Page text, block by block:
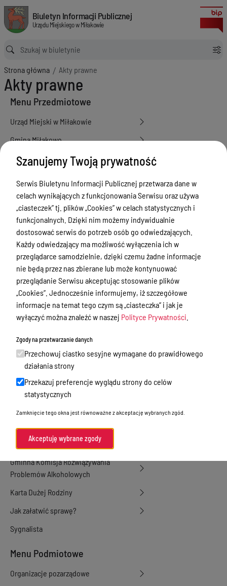
Akty prawne
Biuletyn Informacji Publicznej Urzędu Miejskiego w Miłakowie
Biuletyn Informacji Publicznej
Urzędu Miejskiego w Miłakowie
Ścieżka powrotu
Strona główna Akty prawne
Akty prawne
Menu Przedmiotowe
Urząd Miejski w Miłakowie
Gmina Miłakowo
Majątek i finanse
Urząd Stanu Cywilnego
Ewidencja ludności, dowody osobiste,
działalność gospodarcza
Przetargi
Ogłoszenia
Petycje
Nabór
Dyżury Aptek w Powiecie Ostródzkim
Nieodpłatna pomoc prawna
Rada Miejska
Oświadczenia majątkowe
Gminna Komisja Rozwiązywania
Problemów Alkoholowych
Karta Dużej Rodziny
Jak załatwić sprawę?
Sygnalista
Menu Podmiotowe
Organizacje pozarządowe
Szanujemy Twoją prywatność
Serwis Biuletynu Informacji Publicznej przetwarza dane w
celach wynikających z funkcjonowania Serwisu oraz używa
„ciasteczek” tj. plików „Cookies” w celach statystycznych i
funkcjonalnych. Dzięki nim możemy indywidualnie
dostosować serwis do potrzeb osób go odwiedzających.
Każdy odwiedzający ma możliwość wyłączenia ich w
przeglądarce samodzielnie, dzięki czemu żadne informacje
nie będą przez nas zbierane lub może kontynuować
przeglądanie Serwisu akceptując stosowanie plików
„Cookies”. Jednocześnie informujemy, iż szczegółowe
informacje na temat tego czym są „ciasteczka” i jak je
wyłączyć można znaleźć w naszej Polityce Prywatności
Zgody na przetwarzanie danych
Przechowuj ciastko sesyjne wymagane do prawidłowego
działania strony
Przekazuj preferencje wyglądu strony do celów
statystycznych
Zamknięcie tego okna jest równoważne z akceptację wybranych zgód.
Akceptuję wybrane zgody